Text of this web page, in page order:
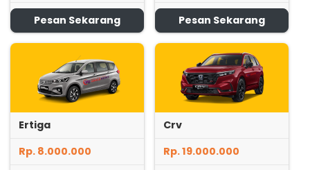
Pesan Sekarang Pesan Sekarang
Ertiga
Rp. 8.000.000
Crv
Rp. 19.000.000